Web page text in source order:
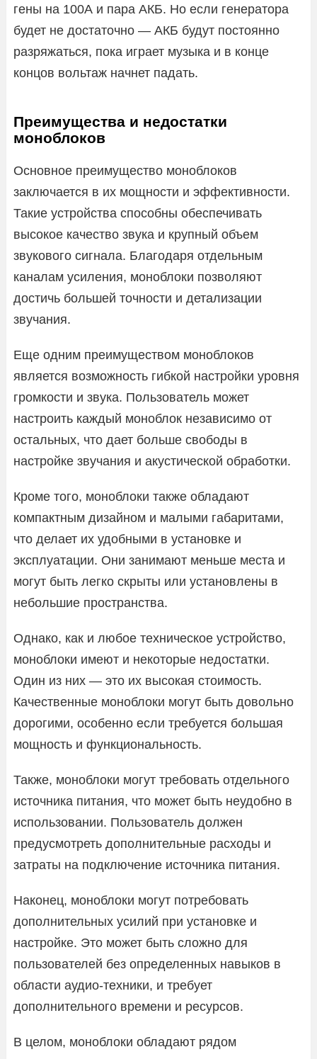
гены на 100А и пара АКБ. Но если генератора
будет не достаточно — АКБ будут постоянно
разряжаться, пока играет музыка и в конце
концов вольтаж начнет падать.
Преимущества и недостатки
моноблоков
Основное преимущество моноблоков
заключается в их мощности и эффективности.
Такие устройства способны обеспечивать
высокое качество звука и крупный объем
звукового сигнала. Благодаря отдельным
каналам усиления, моноблоки позволяют
достичь большей точности и детализации
звучания.
Еще одним преимуществом моноблоков
является возможность гибкой настройки уровня
громкости и звука. Пользователь может
настроить каждый моноблок независимо от
остальных, что дает больше свободы в
настройке звучания и акустической обработки.
Кроме того, моноблоки также обладают
компактным дизайном и малыми габаритами,
что делает их удобными в установке и
эксплуатации. Они занимают меньше места и
могут быть легко скрыты или установлены в
небольшие пространства.
Однако, как и любое техническое устройство,
моноблоки имеют и некоторые недостатки.
Один из них — это их высокая стоимость.
Качественные моноблоки могут быть довольно
дорогими, особенно если требуется большая
мощность и функциональность.
Также, моноблоки могут требовать отдельного
источника питания, что может быть неудобно в
использовании. Пользователь должен
предусмотреть дополнительные расходы и
затраты на подключение источника питания.
Наконец, моноблоки могут потребовать
дополнительных усилий при установке и
настройке. Это может быть сложно для
пользователей без определенных навыков в
области аудио-техники, и требует
дополнительного времени и ресурсов.
В целом, моноблоки обладают рядом